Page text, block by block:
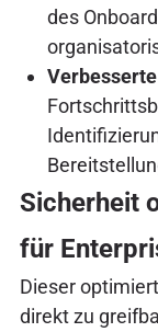
des
Sicherheit
für
Dieser
direkt zu